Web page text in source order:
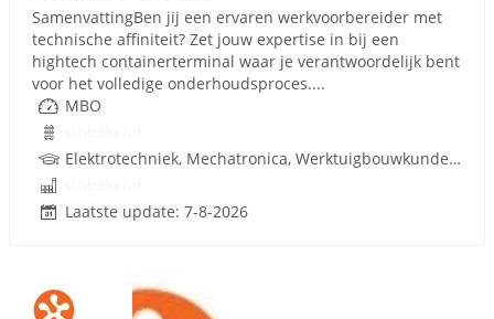
SamenvattingBen jij een ervaren werkvoorbereider met
technische affiniteit? Zet jouw expertise in bij een
hightech containerterminal waar je verantwoordelijk bent
voor het volledige onderhoudsproces....
MBO
Elektrotechniek, Mechatronica, Werktuigbouwkunde, Procestechnologie
Laatste update: 7-8-2026